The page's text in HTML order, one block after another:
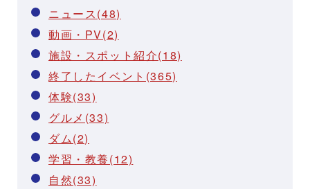
ニュース(48)
動画・PV(2)
施設・スポット紹介(18)
終了したイベント(365)
体験(33)
グルメ(33)
ダム(2)
学習・教養(12)
自然(33)